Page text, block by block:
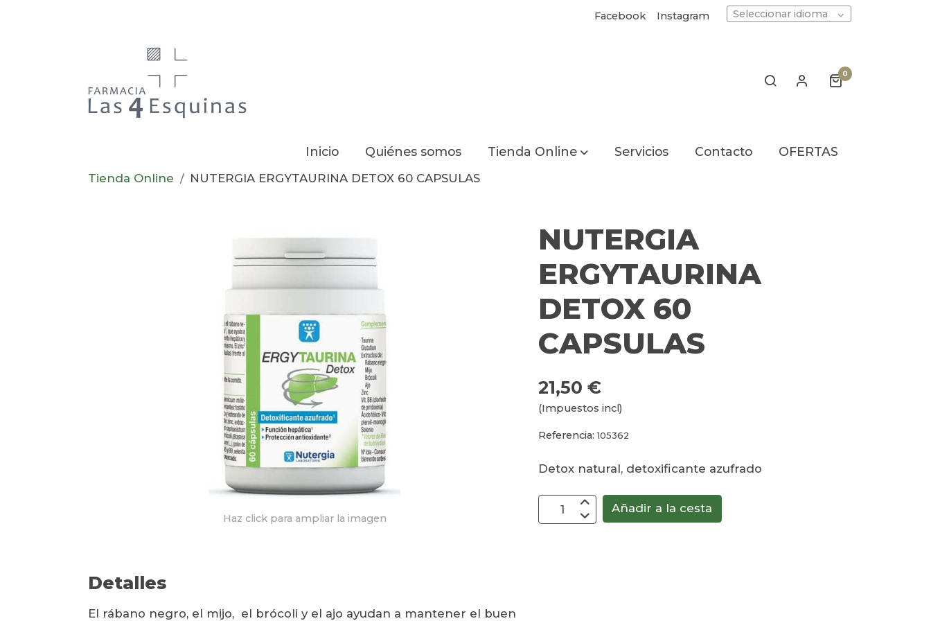
Facebook Instagram Seleccionar idioma
0
Inicio Quiénes somos Tienda Online Servicios Contacto OFERTAS
Tienda Online NUTERGIA ERGYTAURINA DETOX 60 CAPSULAS
Haz click para ampliar la imagen
Detalles
El rábano negro, el mijo, el brócoli y el ajo ayudan a mantener el buen
NUTERGIA
ERGYTAURINA
DETOX 60
CAPSULAS
21,50 €
(Impuestos incl)
Referencia:105362
Detox natural, detoxificante azufrado
Añadir a la cesta